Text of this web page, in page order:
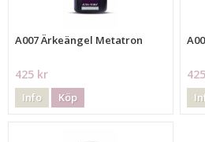
A007 Ärkeängel Metatron
425 kr
Info Köp